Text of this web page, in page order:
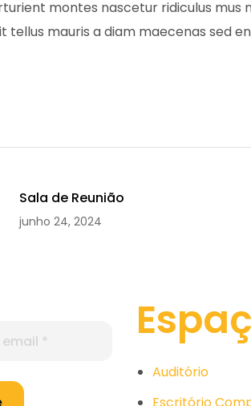
montes nascetur ridiculus
tellus mauris a diam maecenas sed
Sala de Reunião
junho 24, 2024
Auditório